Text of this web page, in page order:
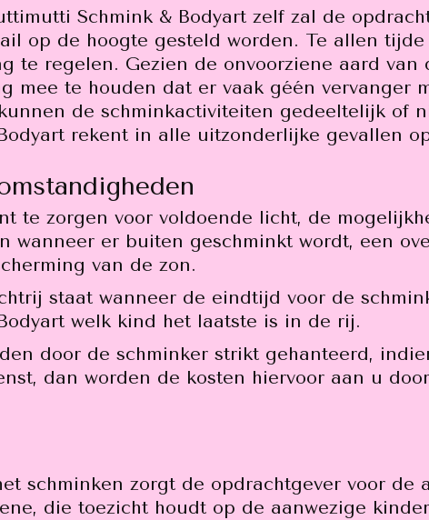
Schmink & Bodyart zelf zal de
op de hoogte gesteld worden. Te allen
te regelen. Gezien de onvoorziene aard van
mee te houden dat er vaak géén vervanger
de schminkactiviteiten gedeeltelijk of
rekent in alle uitzonderlijke gevallen
te zorgen voor voldoende licht, de
wanneer er buiten geschminkt wordt, een
van de zon.
staat wanneer de eindtijd voor de
welk kind het laatste is in de rij.
door de schminker strikt gehanteerd,
dan worden de kosten hiervoor aan u
schminken zorgt de opdrachtgever voor de
die toezicht houdt op de aanwezige